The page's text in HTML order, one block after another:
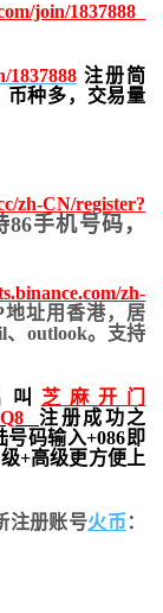
join/1837888
1837888注册简
币种多，交易量
zh-CN/register?
86手机号码，
zh-
址用香港，居
、outlook。支持
芝麻开门
注册成功之
码输入+086即
+高级更方便上
注册账号火币 ：